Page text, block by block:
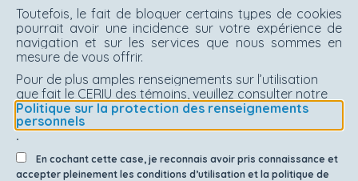
Toutefois, le fait de bloquer certains types de cookies
pourrait avoir une incidence sur votre expérience de
navigation et sur les services que nous sommes en
mesure de vous offrir.
Pour de plus amples renseignements sur l’utilisation
que fait le CERIU des témoins, veuillez consulter notre
Politique sur la protection des renseignements
personnels
.
En cochant cette case, je reconnais avoir pris connaissance et
accepter pleinement les conditions d’utilisation et la politique de